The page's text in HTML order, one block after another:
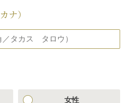
ナ）
女性